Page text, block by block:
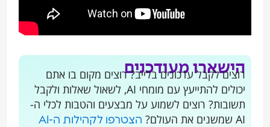
הישארו מעודכנים
רוצים לקבל עדכונים בלייב? רוצים מקום בו אתם
יכולים להתייעץ עם מומחי AI, לשאול שאלות ולקבל
תשובות? רוצים לשמוע על מבצעים והטבות לכלי ה-
AI שמשנים את העולם?
הצטרפו לקהילות ה-AI